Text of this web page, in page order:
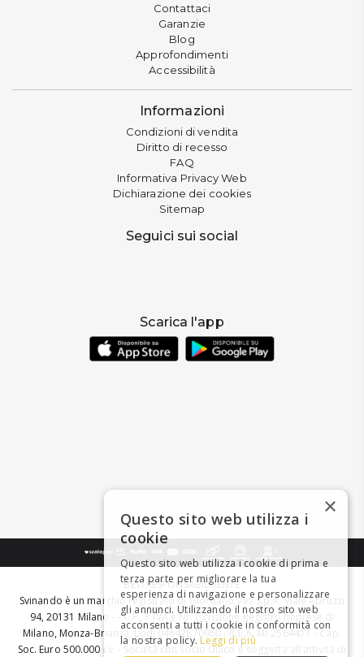
Contattaci
Garanzie
Blog
Approfondimenti
Accessibilità
Informazioni
Condizioni di vendita
Diritto di recesso
FAQ
Informativa Privacy Web
Dichiarazione dei cookies
Sitemap
Seguici sui social
Scarica l'app
BEVI RESPONSABILMENTE
Svinando è un marchio registrato di Giordano Vini S.p.A. Viale Abruzzi
94, 20131 Milano - - C.F., P.IVA e Nr. Iscrizione Registro Imprese di
Milano, Monza-Brianza, Lodi 04642870960 - R.E.A. MI-2564477 - Cap.
Soc. Euro 500.000 i.v. - Società con Socio Unico e soggetta all'attività di
×
Questo sito web utilizza i
cookie
Questo sito web utilizza i cookie di prima e
terza parte per migliorare la tua
esperienza di navigazione e personalizzare
gli annunci. Utilizzando il nostro sito web
acconsenti a tutti i cookie in conformità con
la nostra policy. Leggi di più